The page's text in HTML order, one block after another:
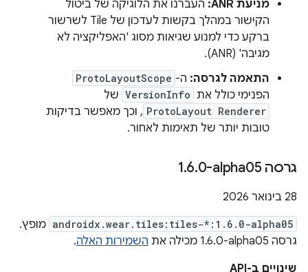
מניעת ANR:
העברנו את הלוגיקה של ביטול
הקישור במהלך בקשות לעדכון של Tile לשרשור
ברקע כדי למנוע שגיאות מסוג 'האפליקציה לא
מגיבה' (ANR).
התאמה לגרסה: ה- ProtoLayoutScope
הפנימי כולל את VersionInfo של
ProtoLayout Renderer , וכך מאפשר בדיקות
טובות יותר של תאימות לאחור.
גרסה ‎1 .6.0-alpha05
‫28 בינואר 2026
androidx.wear.tiles:tiles-*:1.6.0-alpha05 מופץ.
גרסה ‎1.6.0-alpha05 מכילה את
השמירות האלה.
שינויים ב-API